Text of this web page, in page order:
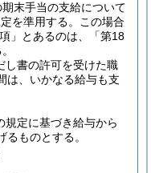
末手当の支給について
を準用する。
この場合
」とあるのは、「第18
し書の許可を受けた職
は、いかなる給与も支
定に基づき給与から
るものとする。